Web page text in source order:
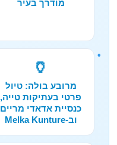
מודרך בעיר
🏺
מרובע בולה: טיול
פרטי בעתיקות טייה,
כנסיית אדאדי מריים
וב-Melka Kunture